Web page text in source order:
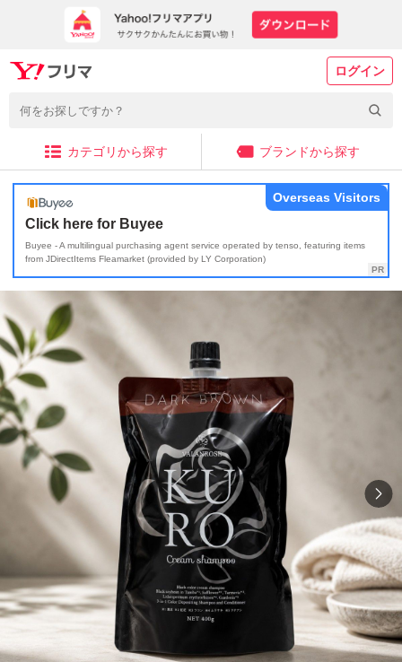
ログイン
カテゴリから探す ブランドから探す
Click here for Buyee
Buyee - A multilingual purchasing agent service operated by tenso, featuring items
from JDirectItems Fleamarket (provided by LY Corporation)
Overseas Visitors